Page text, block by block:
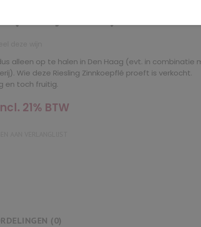
alleen op te halen in Den Haag (evt. in combinatie
Wie deze Riesling Zinnkoepflé proeft is verkocht.
en toch fruitig.
21% BTW
(0)